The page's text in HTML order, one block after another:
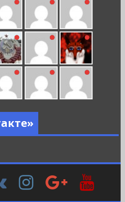
Контакте
InstagramGoogle
Plus